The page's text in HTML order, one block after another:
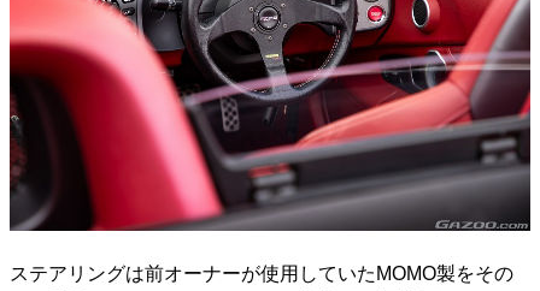
ステアリングは前オーナーが使用していたMOMO製をその